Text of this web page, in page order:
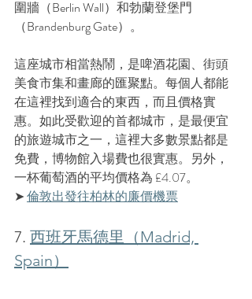
圍牆（Berlin Wall）和勃蘭登堡門
（Brandenburg Gate）。
這座城市相當熱鬧，是啤酒花園、街頭
美食市集和畫廊的匯聚點。每個人都能
在這裡找到適合的東西，而且價格實
惠。如此受歡迎的首都城市，是最便宜
的旅遊城市之一，這裡大多數景點都是
免費，博物館入場費也很實惠。另外，
一杯葡萄酒的平均價格為 £4.07。
➤ 倫敦出發往柏林的廉價機票
7. 西班牙馬德里（Madrid,
Spain）